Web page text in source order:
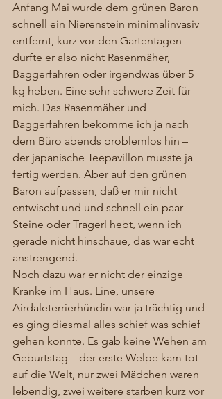
Anfang Mai wurde dem grünen Baron
schnell ein Nierenstein minimalinvasiv
entfernt, kurz vor den Gartentagen
durfte er also nicht Rasenmäher,
Baggerfahren oder irgendwas über 5
kg heben. Eine sehr schwere Zeit für
mich. Das Rasenmäher und
Baggerfahren bekomme ich ja nach
dem Büro abends problemlos hin –
der japanische Teepavillon musste ja
fertig werden. Aber auf den grünen
Baron aufpassen, daß er mir nicht
entwischt und und schnell ein paar
Steine oder Tragerl hebt, wenn ich
gerade nicht hinschaue, das war echt
anstrengend.
Noch dazu war er nicht der einzige
Kranke im Haus. Line, unsere
Airdaleterrierhündin war ja trächtig und
es ging diesmal alles schief was schief
gehen konnte. Es gab keine Wehen am
Geburtstag – der erste Welpe kam tot
auf die Welt, nur zwei Mädchen waren
lebendig, zwei weitere starben kurz vor